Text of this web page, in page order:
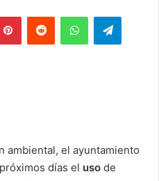
PinterestReddit WhatsApp
ambiental, el ayuntamiento
días el uso de